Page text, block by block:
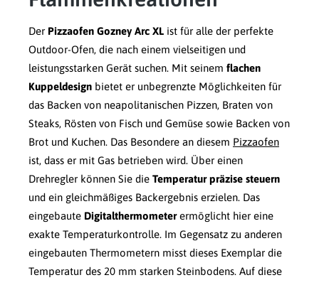
Der Pizzaofen Gozney Arc XL ist für alle der perfekte
Outdoor-Ofen, die nach einem vielseitigen und
leistungsstarken Gerät suchen. Mit seinem flachen
Kuppeldesign bietet er unbegrenzte Möglichkeiten für
das Backen von neapolitanischen Pizzen, Braten von
Steaks, Rösten von Fisch und Gemüse sowie Backen von
Brot und Kuchen. Das Besondere an diesem Pizzaofen
ist, dass er mit Gas betrieben wird. Über einen
Drehregler können Sie die Temperatur präzise steuern
und ein gleichmäßiges Backergebnis erzielen. Das
eingebaute Digitalthermometerermöglicht hier eine
exakte Temperaturkontrolle. Im Gegensatz zu anderen
eingebauten Thermometern misst dieses Exemplar die
Temperatur des 20 mm starken Steinbodens. Auf diese